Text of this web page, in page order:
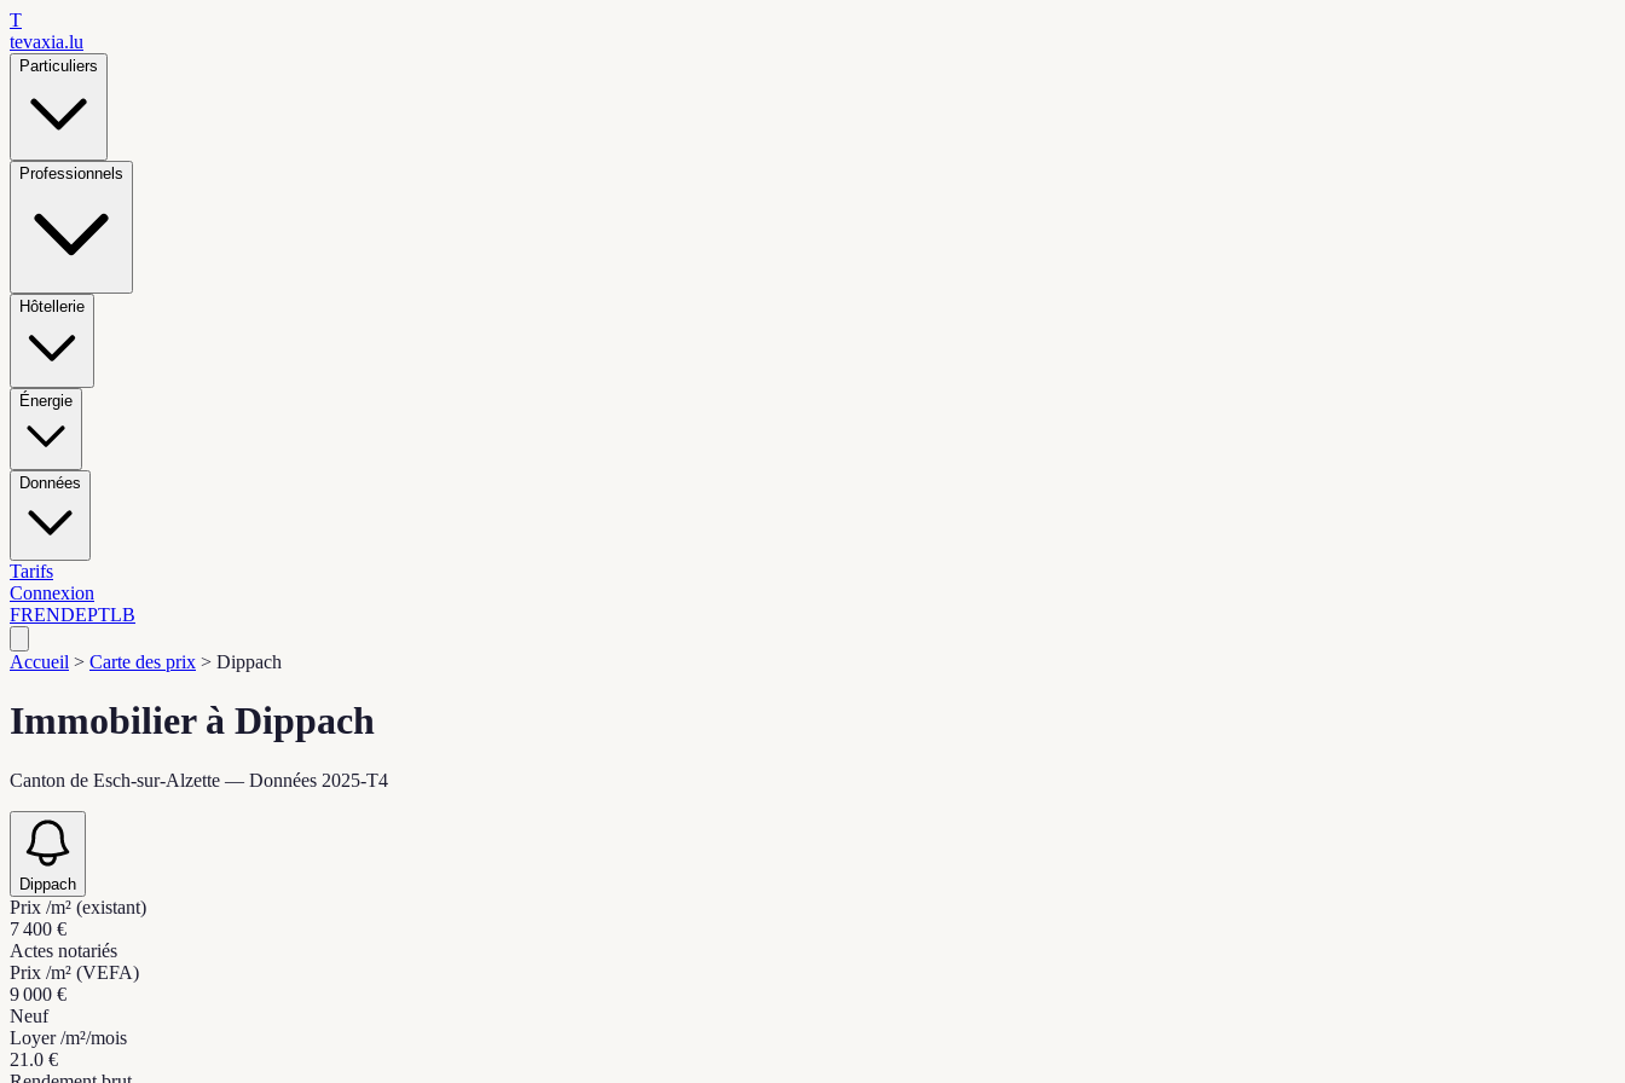
T
tevaxia.lu
Particuliers
Professionnels
Hôtellerie
Énergie
Données
Tarifs
Connexion
FRENDEPTLB
Accueil > Carte des prix > Dippach
Immobilier à Dippach
Canton de Esch-sur-Alzette — Données 2025-T4
Dippach
Prix /m² (existant)
7 400 €
Actes notariés
Prix /m² (VEFA)
9 000 €
Neuf
Loyer /m²/mois
21.0 €